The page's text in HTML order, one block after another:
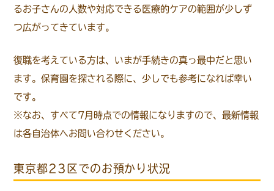
るお子さんの人数や対応できる医療的ケアの範囲が少しず
つ広がってきています。
復職を考えている方は、いまが手続きの真っ最中だと思い
ます。保育園を探される際に、少しでも参考になれば幸い
です。
※なお、すべて7月時点での情報になりますので、最新情報
は各自治体へお問い合わせください。
東京都23区でのお預かり状況